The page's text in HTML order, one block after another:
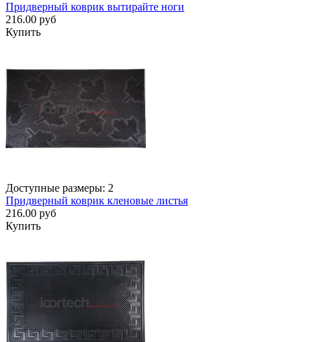
Придверный коврик вытирайте ноги
216.00 руб
Купить
Доступные размеры: 2
Придверный коврик кленовые листья
216.00 руб
Купить